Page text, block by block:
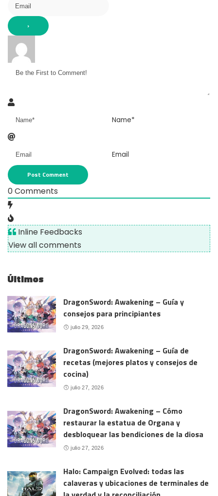
Name*
Email
0Comments
Inline Feedbacks
View all comments
Últimos
DragonSword: Awakening – Guía y
consejos para principiantes
julio 29, 2026
DragonSword: Awakening – Guía de
recetas (mejores platos y consejos de
cocina)
julio 27, 2026
DragonSword: Awakening – Cómo
restaurar la estatua de Organa y
desbloquear las bendiciones de la diosa
julio 27, 2026
Halo: Campaign Evolved: todas las
calaveras y ubicaciones de terminales de